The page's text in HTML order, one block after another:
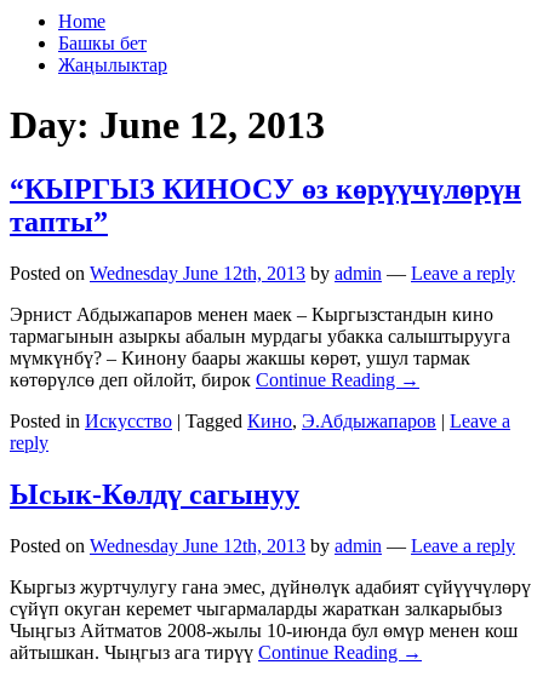
Primary
menu
Home
Башкы бет
Жаңылыктар
Day: June 12, 2013
“КЫРГЫЗ КИНОСУ өз көрүүчүлөрүн
тапты”
Posted on Wednesday June 12th, 2013 by admin — Leave a reply
Эрнист Абдыжапаров менен маек – Кыргызстандын кино
тармагынын азыркы абалын мурдагы убакка салыштырууга
мүмкүнбү? – Кинону баары жакшы көрөт, ушул тармак
көтөрүлсө деп ойлойт, бирок Continue Reading →
Posted in Искусство | Tagged Кино, Э.Абдыжапаров | Leave a
reply
Ысык-Көлдү сагынуу
Posted on Wednesday June 12th, 2013 by admin — Leave a reply
Кыргыз журтчулугу гана эмес, дүйнөлүк адабият сүйүүчүлөрү
сүйүп окуган керемет чыгармаларды жараткан залкарыбыз
Чыңгыз Айтматов 2008-жылы 10-июнда бул өмүр менен кош
айтышкан. Чыңгыз ага тирүү Continue Reading →